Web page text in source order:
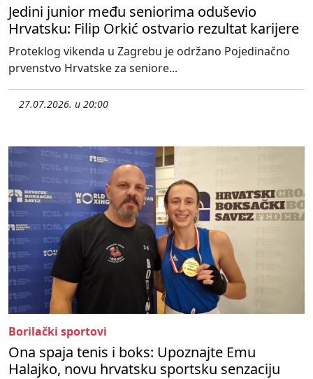
Jedini junior među seniorima oduševio
Hrvatsku: Filip Orkić ostvario rezultat karijere
Proteklog vikenda u Zagrebu je održano Pojedinačno
prvenstvo Hrvatske za seniore...
27.07.2026. u 20:00
Borilački sportovi
Ona spaja tenis i boks: Upoznajte Emu
Halajko, novu hrvatsku sportsku senzaciju